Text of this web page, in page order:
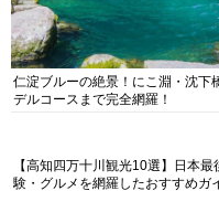
仁淀ブルーの絶景！にこ淵・沈下
デルコースまで完全網羅！
【高知四万十川観光10選】日本
験・グルメを網羅したおすすめガ